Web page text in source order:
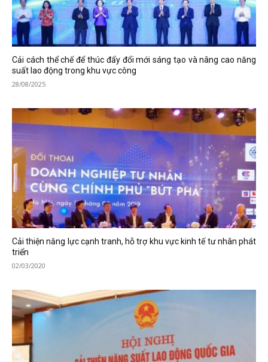
Cải cách thể chế để thúc đẩy đổi mới sáng tạo và nâng cao năng
suất lao động trong khu vực công
28/08/2025
Cải thiện năng lực cạnh tranh, hỗ trợ khu vực kinh tế tư nhân phát
triển
02/03/2020